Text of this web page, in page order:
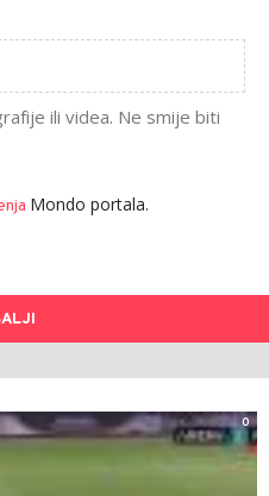
ili videa. Ne smije biti
Mondo portala.
0